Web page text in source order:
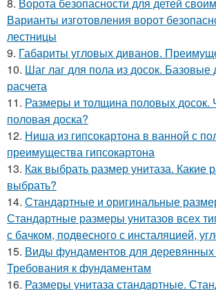
8. Ворота безопасности для детей
Варианты изготовления ворот
лестницы
9. Габариты угловых диванов.
10. Шаг лаг для пола из досок.
расчета
11. Размеры и толщина половых досок.
половая доска?
12. Ниша из гипсокартона в ванной с
преимущества гипсокартона
13. Как выбрать размер унитаза. Какие
выбрать?
14. Стандартные и оригинальные
Стандартные размеры унитазов всех
с бачком, подвесного с инсталяцией,
15. Виды фундаментов для
Требования к фундаментам
16. Размеры унитаза стандартные.